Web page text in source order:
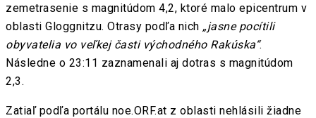
zemetrasenie s magnitúdom 4,2, ktoré malo epicentrum v
oblasti Gloggnitzu. Otrasy podľa nich „jasne pocítili
obyvatelia vo veľkej časti východného Rakúska“.
Následne o 23:11 zaznamenali aj dotras s magnitúdom
2,3.
Zatiaľ podľa portálu noe.ORF.at z oblasti nehlásili žiadne